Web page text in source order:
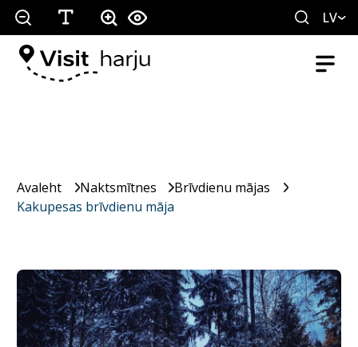
LV
Avaleht Naktsmītnes
Brīvdienu mājas
Kakupesas brīvdienu māja